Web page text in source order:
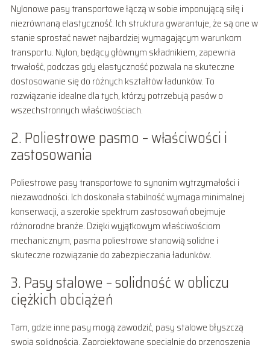
Nylonowe pasy transportowe łączą w sobie imponującą siłę i
niezrównaną elastyczność. Ich struktura gwarantuje, że są one w
stanie sprostać nawet najbardziej wymagającym warunkom
transportu. Nylon, będący głównym składnikiem, zapewnia
trwałość, podczas gdy elastyczność pozwala na skuteczne
dostosowanie się do różnych kształtów ładunków. To
rozwiązanie idealne dla tych, którzy potrzebują pasów o
wszechstronnych właściwościach.
2. Poliestrowe pasmo – właściwości i
zastosowania
Poliestrowe pasy transportowe to synonim wytrzymałości i
niezawodności. Ich doskonała stabilność wymaga minimalnej
konserwacji, a szerokie spektrum zastosowań obejmuje
różnorodne branże. Dzięki wyjątkowym właściwościom
mechanicznym, pasma poliestrowe stanowią solidne i
skuteczne rozwiązanie do zabezpieczania ładunków.
3. Pasy stalowe – solidność w obliczu
ciężkich obciążeń
Tam, gdzie inne pasy mogą zawodzić, pasy stalowe błyszczą
swoją solidnością. Zaprojektowane specjalnie do przenoszenia